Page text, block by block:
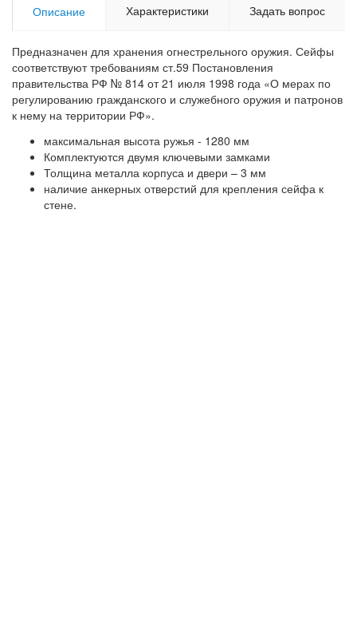
Описание Характеристики Задать вопрос
Предназначен для хранения огнестрельного оружия. Сейфы
соответствуют требованиям ст.59 Постановления
правительства РФ № 814 от 21 июля 1998 года «О мерах по
регулированию гражданского и служебного оружия и патронов
к нему на территории РФ».
максимальная высота ружья - 1280 мм
Комплектуются двумя ключевыми замками
Толщина металла корпуса и двери – 3 мм
наличие анкерных отверстий для крепления сейфа к
стене.